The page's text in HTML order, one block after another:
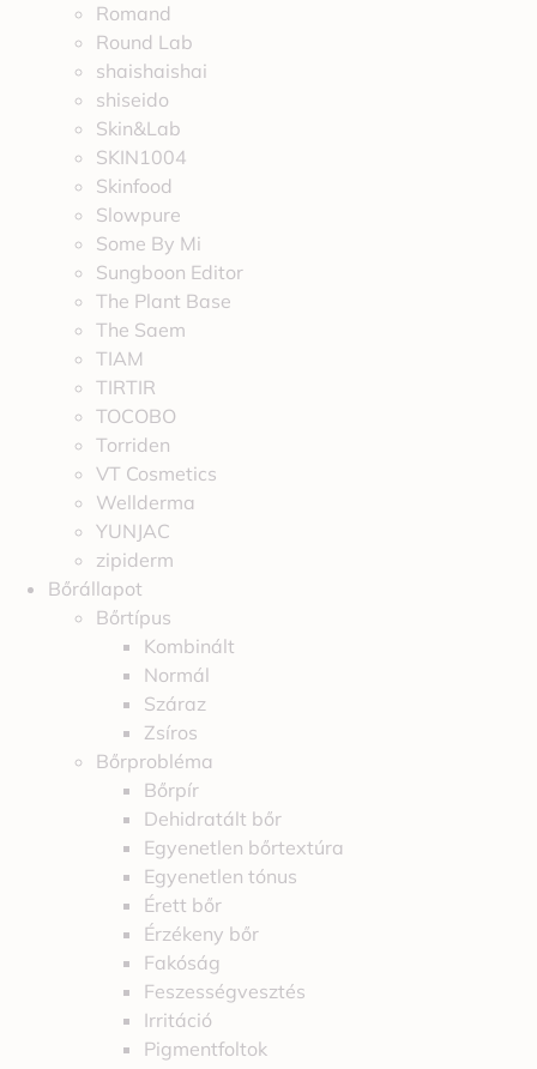
Romand
Round Lab
shaishaishai
shiseido
Skin&Lab
SKIN1004
Skinfood
Slowpure
Some By Mi
Sungboon Editor
The Plant Base
The Saem
TIAM
TIRTIR
TOCOBO
Torriden
VT Cosmetics
Wellderma
YUNJAC
zipiderm
Bőrállapot
Bőrtípus
Kombinált
Normál
Száraz
Zsíros
Bőrprobléma
Bőrpír
Dehidratált bőr
Egyenetlen bőrtextúra
Egyenetlen tónus
Érett bőr
Érzékeny bőr
Fakóság
Feszességvesztés
Irritáció
Pigmentfoltok